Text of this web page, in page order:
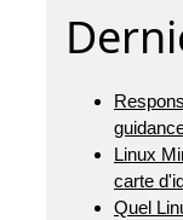
Linux
carte
Quel